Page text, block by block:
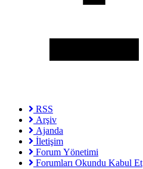
RSS
Arşiv
Ajanda
İletişim
Forum Yönetimi
Forumları Okundu Kabul Et